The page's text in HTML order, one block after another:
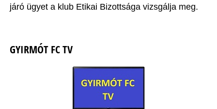
járó ügyet a klub Etikai Bizottsága vizsgálja meg.
GYIRMÓT FC TV